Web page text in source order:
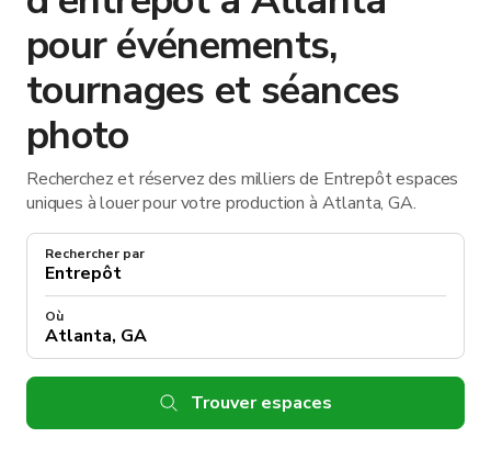
pour événements,
tournages et séances
photo
Recherchez et réservez des milliers de Entrepôt espaces
uniques à louer pour votre production à Atlanta, GA.
Rechercher par
Où
Trouver espaces